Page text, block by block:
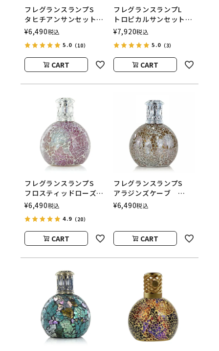
フレグランスランプS
タヒチアンサンセット
ASHLEIGH&BURWOOD
（アシュレイアンドバー
ウッド）
¥6,490税込
5.0 （10）
CART
フレグランスランプL
トロピカルサンセット
ASHLEIGH&BURWOOD
（アシュレイアンドバー
ウッド）
¥7,920税込
5.0（3）
CART
フレグランスランプS
フロスティッドローズ
ASHLEIGH&BURWOOD
（アシュレイアンドバー
ウッド）
¥6,490税込
4.9 （20）
CART
フレグランスランプS
アラジンズケーブ
ASHLEIGH&BURWOOD
（アシュレイアンドバー
¥6,490税込
CART